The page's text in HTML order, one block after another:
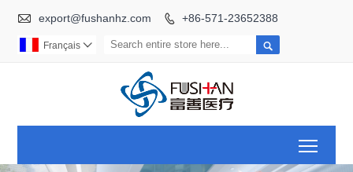
 export@fushanhz.com  +86-571-23652388

Français 